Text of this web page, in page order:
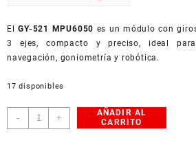
American Dollar
ElGY-521 MPU6050 es un módulo con
3 ejes, compacto y preciso, ideal
navegación, goniometría y robótica.
17 disponibles
-
GY-
521
+
AÑADIR AL
CARRITO